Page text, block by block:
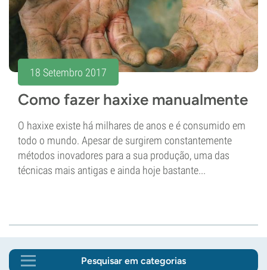
18 Setembro 2017
Como fazer haxixe manualmente
O haxixe existe há milhares de anos e é consumido em
todo o mundo. Apesar de surgirem constantemente
métodos inovadores para a sua produção, uma das
técnicas mais antigas e ainda hoje bastante...
Pesquisar em categorias